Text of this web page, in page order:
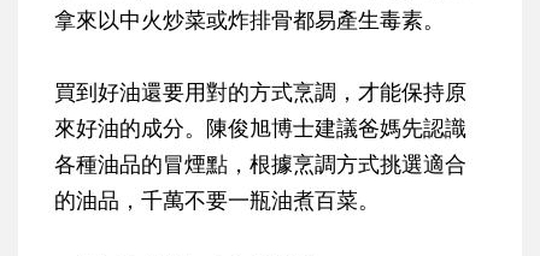
拿來以中火炒菜或炸排骨都易產生毒素。
買到好油還要用對的方式烹調，才能保持原
來好油的成分。陳俊旭博士建議爸媽先認識
各種油品的冒煙點，根據烹調方式挑選適合
的油品，千萬不要一瓶油煮百菜。